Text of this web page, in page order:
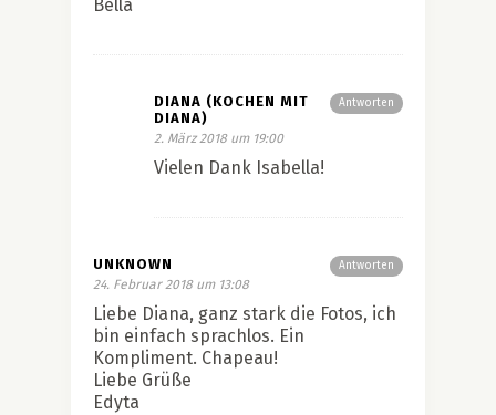
Bella
Antworten
DIANA (KOCHEN MIT
DIANA)
2. März 2018 um 19:00
Vielen Dank Isabella!
Antworten
UNKNOWN
24. Februar 2018 um 13:08
Liebe Diana, ganz stark die Fotos, ich
bin einfach sprachlos. Ein
Kompliment. Chapeau!
Liebe Grüße
Edyta